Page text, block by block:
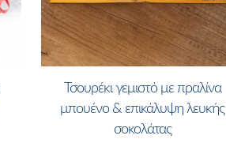
Τσουρέκι γεμιστό με πραλίνα
μπουένο & επικάλυψη λευκής
σοκολάτας